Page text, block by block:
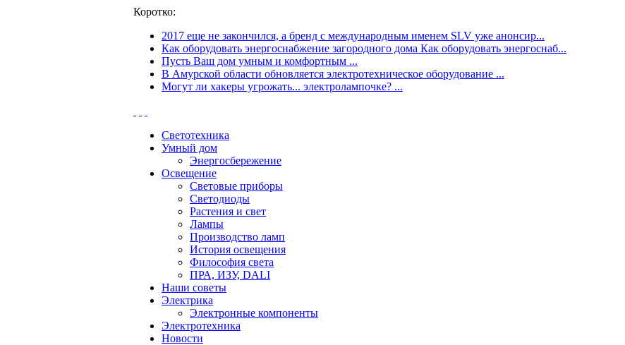
Коротко:
2017 еще не закончился, а бренд с международным именем SLV уже анонсир...
Как оборудовать энергоснабжение загородного дома Как оборудовать энергоснаб...
Пусть Ваш дом умным и комфортным ...
В Амурской области обновляется электротехническое оборудование ...
Могут ли хакеры угрожать... электролампочке? ...
Светотехника
Умный дом
Энергосбережение
Освещение
Световые приборы
Светодиоды
Растения и свет
Лампы
Производство ламп
История освещения
Философия света
ПРА, ИЗУ, DALI
Наши советы
Электрика
Электронные компоненты
Электротехника
Новости